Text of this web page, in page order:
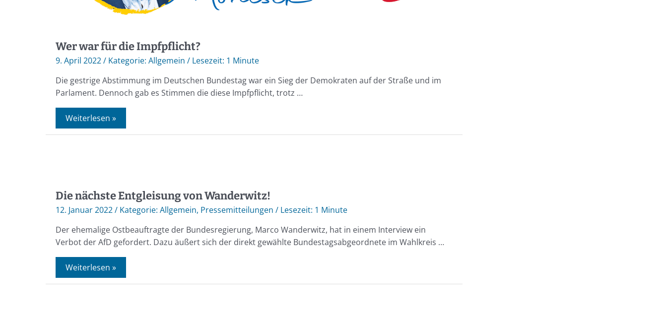
Wer war für die Impfpflicht?
9. April 2022/ Allgemein /
1 Minute
Die gestrige Abstimmung im Deutschen Bundestag war ein Sieg der Demokraten auf der Straße und im
Parlament. Dennoch gab es Stimmen die diese Impfpflicht, trotz …
Weiterlesen »
Die nächste Entgleisung von Wanderwitz!
12. Januar 2022/ Allgemein, Pressemitteilungen /
1 Minute
Der ehemalige Ostbeauftragte der Bundesregierung, Marco Wanderwitz, hat in einem Interview ein
Verbot der AfD gefordert. Dazu äußert sich der direkt gewählte Bundestagsabgeordnete im Wahlkreis …
Weiterlesen »